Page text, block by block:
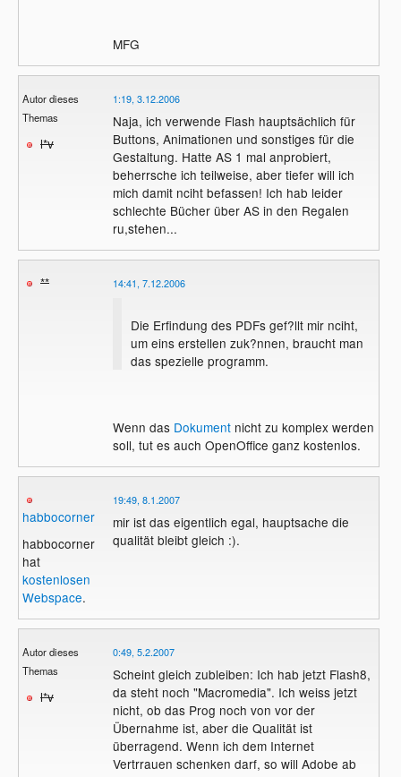
MFG
Autor dieses
Themas
l*v
1:19, 3.12.2006
Naja, ich verwende Flash hauptsächlich für
Buttons, Animationen und sonstiges für die
Gestaltung. Hatte AS 1 mal anprobiert,
beherrsche ich teilweise, aber tiefer will ich
mich damit nciht befassen! Ich hab leider
schlechte Bücher über AS in den Regalen
ru,stehen...
** 14:41, 7.12.2006
Die Erfindung des PDFs gef?llt mir nciht,
um eins erstellen zuk?nnen, braucht man
das spezielle programm.
Wenn das Dokumentnicht zu komplex werden
soll, tut es auch OpenOffice ganz kostenlos.
habbocorner
habbocorner
hat
kostenlosen
Webspace.
19:49, 8.1.2007
mir ist das eigentlich egal, hauptsache die
qualität bleibt gleich :).
Autor dieses
Themas
l*v
0:49, 5.2.2007
Scheint gleich zubleiben: Ich hab jetzt Flash8,
da steht noch "Macromedia". Ich weiss jetzt
nicht, ob das Prog noch von vor der
Übernahme ist, aber die Qualität ist
überragend. Wenn ich dem Internet
Vertrrauen schenken darf, so will Adobe ab